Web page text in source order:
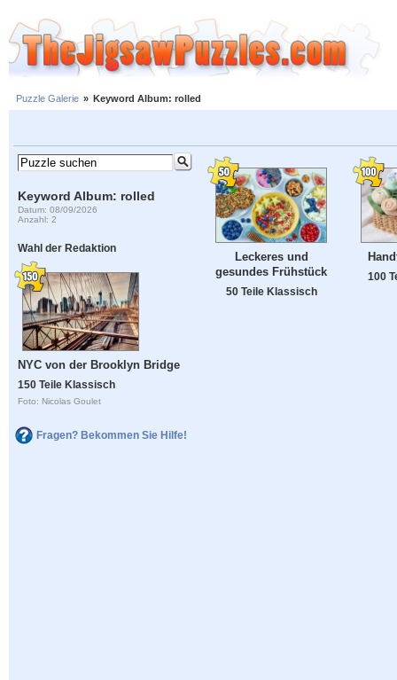
Puzzle Galerie » Keyword Album: rolled
Keyword Album: rolled
Datum: 08/09/2026
Anzahl: 2
Wahl der Redaktion
NYC von der Brooklyn Bridge
150 Teile Klassisch
Foto: Nicolas Goulet
Fragen? Bekommen Sie Hilfe!
Leckeres und
gesundes Frühstück
50 Teile Klassisch
100